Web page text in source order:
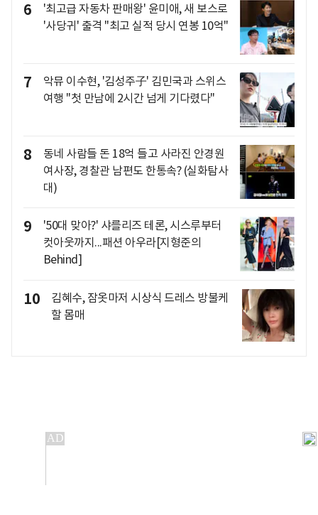
6
'최고급 자동차 판매왕' 윤미애, 새 보스로
'사당귀' 출격 "최고 실적 당시 연봉 10억"
7
악뮤 이수현, '김성주子' 김민국과 스위스
여행 "첫 만남에 2시간 넘게 기다렸다"
8
동네 사람들 돈 18억 들고 사라진 안경원
여사장, 경찰관 남편도 한통속? (실화탐사
대)
9
'50대 맞아?' 샤를리즈 테론, 시스루부터
컷아웃까지...패션 아우라[지형준의
Behind]
10
김혜수, 잠옷마저 시상식 드레스 방불케
할 몸매